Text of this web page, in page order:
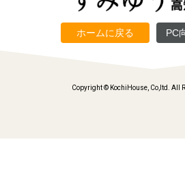
ホームに戻る PC
Copyright © KochiHouse, Co,ltd. All